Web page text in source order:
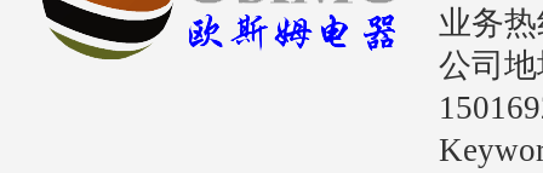
业务热
公司